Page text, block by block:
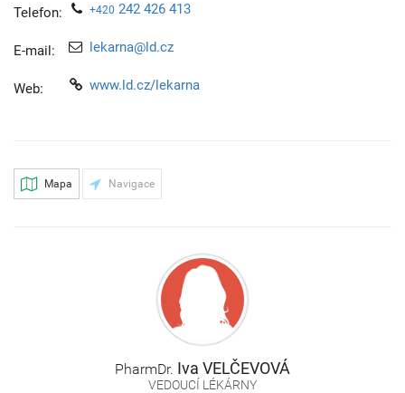
Telefon: +420 242 426 413
E-mail: lekarna@ld.cz
Web: www.ld.cz/lekarna
Mapa Navigace
PharmDr. Iva VELČEVOVÁ
VEDOUCÍ LÉKÁRNY